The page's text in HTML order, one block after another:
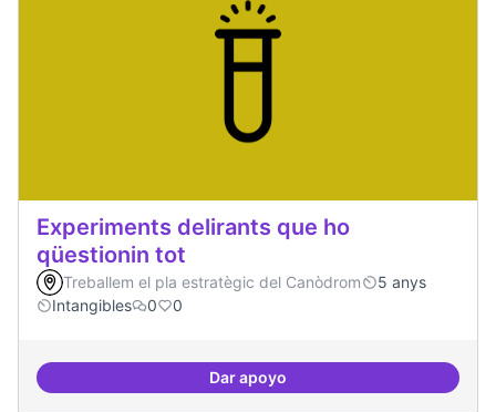
Experiments delirants que ho
qüestionin tot
Treballem el pla estratègic del Canòdrom
5 anys
Intangibles
0 0
Dar apoyoExperiments delirants que ho